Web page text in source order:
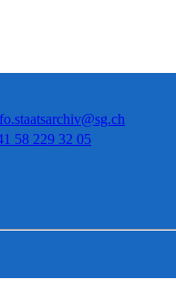
58 229 32 05